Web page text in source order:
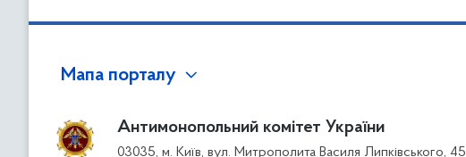
Мапа порталу
Антимонопольний комітет України
03035, м. Київ, вул. Митрополита Василя Липківського, 45